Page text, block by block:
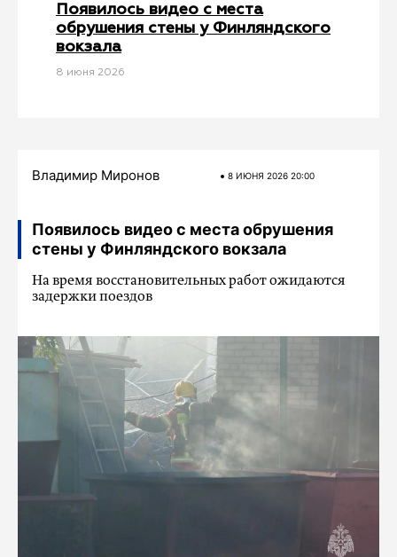
Появилось видео с места
обрушения стены у Финляндского
вокзала
8 июня 2026
Владимир Миронов 8 ИЮНЯ 2026 20:00
Появилось видео с места обрушения
стены у Финляндского вокзала
На время восстановительных работ ожидаются
задержки поездов